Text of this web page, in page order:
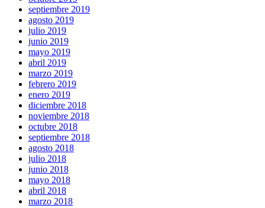
septiembre 2019
agosto 2019
julio 2019
junio 2019
mayo 2019
abril 2019
marzo 2019
febrero 2019
enero 2019
diciembre 2018
noviembre 2018
octubre 2018
septiembre 2018
agosto 2018
julio 2018
junio 2018
mayo 2018
abril 2018
marzo 2018